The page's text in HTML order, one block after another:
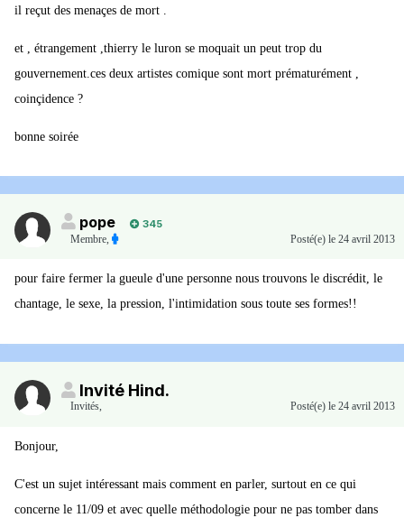
il reçut des menaçes de mort .
et , étrangement ,thierry le luron se moquait un peut trop du
gouvernement.ces deux artistes comique sont mort prématurément ,
coinçidence ?
bonne soirée
pope
345
Membre, Posté(e) le 24 avril 2013
pour faire fermer la gueule d'une personne nous trouvons le discrédit, le
chantage, le sexe, la pression, l'intimidation sous toute ses formes!!
Invité Hind.
Invités, Posté(e) le 24 avril 2013
Bonjour,
C'est un sujet intéressant mais comment en parler, surtout en ce qui
concerne le 11/09 et avec quelle méthodologie pour ne pas tomber dans